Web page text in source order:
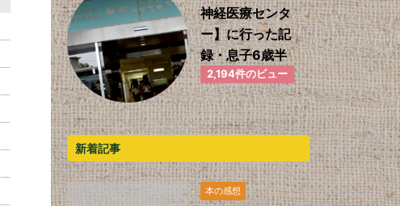
神経医療センタ
ー】に行った記
録・息子6歳半
2,194件のビュー
新着記事
本の感想